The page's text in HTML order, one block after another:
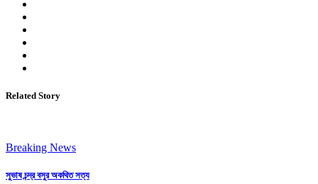
Related Story
Breaking News
সুভাষ চন্দ্র বসুর অকথিত সত্য